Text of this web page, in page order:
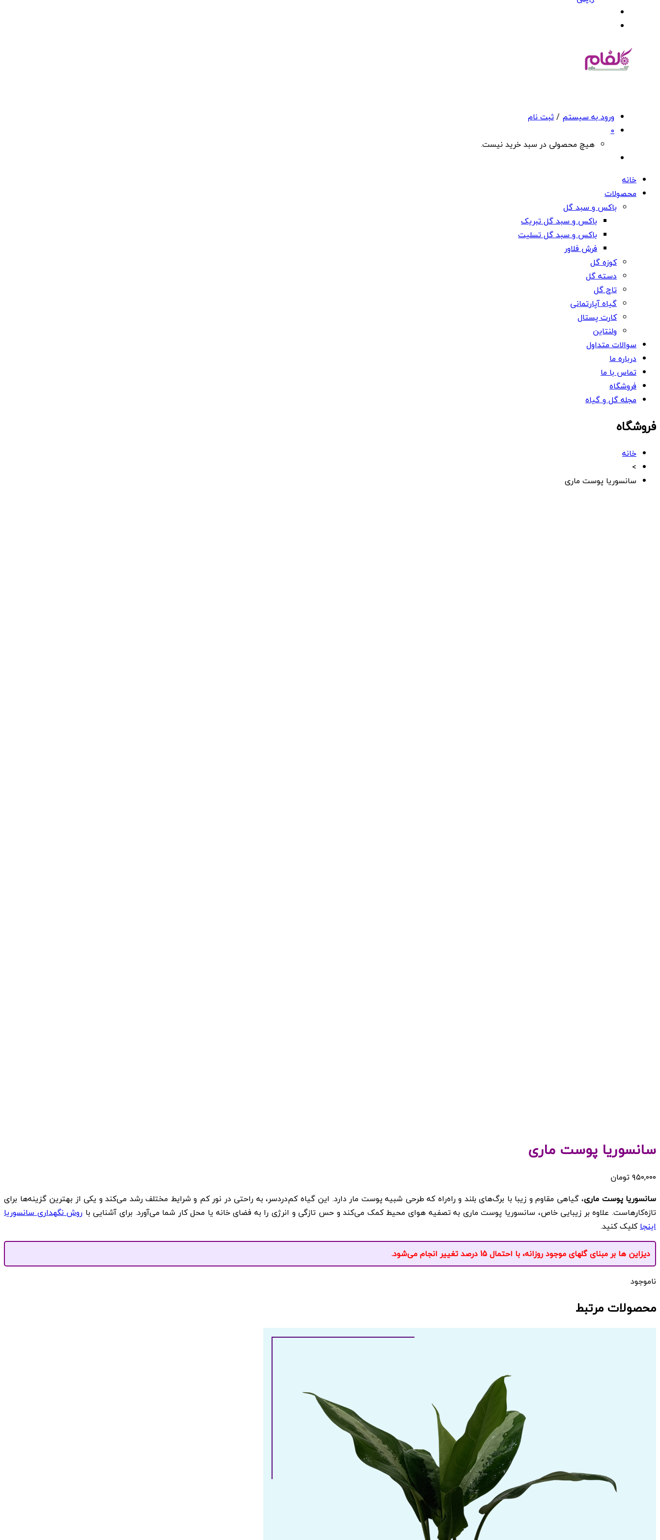
ورود به سیستم /ثبت نام
0
هیچ محصولی در سبد خرید نیست.
خانه
محصولات
باکس و سبد گل
باکس و سبد گل تبریک
باکس و سبد گل تسلیت
فرش فلاور
کوزه گل
دسته گل
تاج گل
گیاه آپارتمانی
کارت پستال
ولنتاین
سوالات متداول
درباره ما
تماس با ما
فروشگاه
مجله گل و گیاه
فروشگاه
خانه
>
سانسوریا پوست ماری
سانسوریا پوست ماری
۹۵۰,۰۰۰تومان
سانسوریا پوست ماری، گیاهی مقاوم و زیبا با برگ‌های بلند و راه‌راه که طرحی شبیه پوست مار دارد. این گیاه کم‌دردسر، به راحتی در نور کم و شرایط مختلف رشد می‌کند و یکی از بهترین گزینه‌ها برای
تازه‌کارهاست. علاوه بر زیبایی خاص، سانسوریا پوست ماری به تصفیه هوای محیط کمک می‌کند و حس تازگی و انرژی را به فضای خانه یا محل کار شما می‌آورد. برای آشنایی باروش نگهداری سانسوریا
اینجاکلیک کنید.
دیزاین ها بر مبنای گلهای موجود روزانه، با احتمال 15 درصد تغییر انجام می‌شود.
ناموجود
محصولات مرتبط